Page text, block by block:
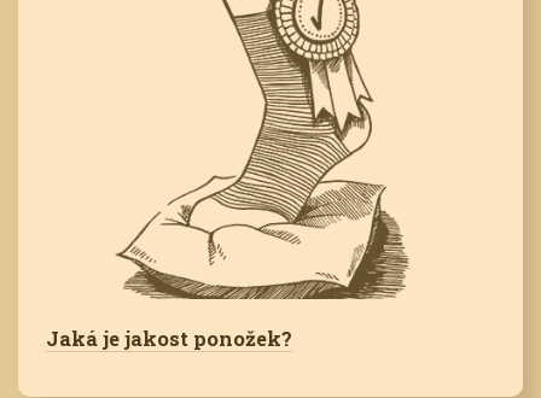
Jaká je jakost ponožek?